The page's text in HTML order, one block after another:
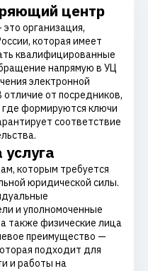
центр
организация,
которая имеет
квалифицированные
напрямую в УЦ
электронной
отличие от посредников,
где формируются ключи
соответствие
которым требуется
юридической силы.
и уполномоченные
также физические лица
преимущество —
подходит для
и работы на